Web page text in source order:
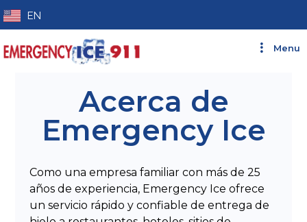
EN
Menu
Acerca de
Emergency Ice
Como una empresa familiar con más de 25
años de experiencia, Emergency Ice ofrece
un servicio rápido y confiable de entrega de